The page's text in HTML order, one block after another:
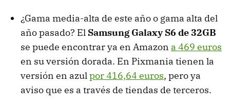
¿Gama media-alta de este año o gama alta del
año pasado? El Samsung Galaxy S6 de 32GB
se puede encontrar ya en Amazon a 469 euros
en su versión dorada. En Pixmania tienen la
versión en azulpor 416,64 euros, pero ya
aviso que es a través de tiendas de terceros.